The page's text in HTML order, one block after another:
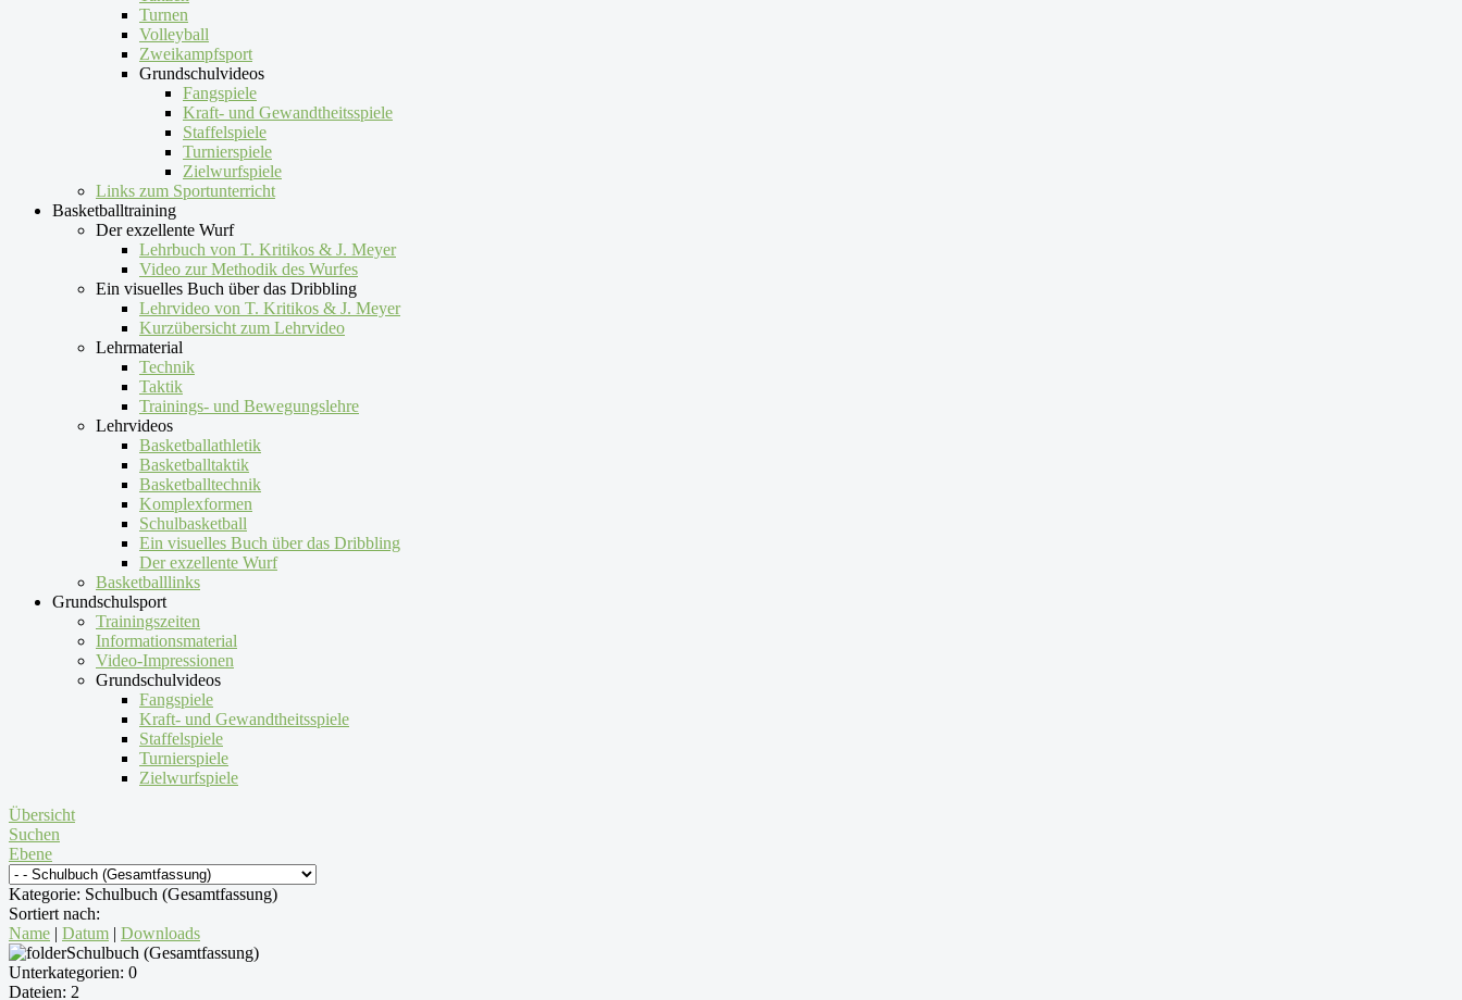
Turnen
Volleyball
Zweikampfsport
Grundschulvideos
Fangspiele
Kraft- und Gewandtheitsspiele
Staffelspiele
Turnierspiele
Zielwurfspiele
Links zum Sportunterricht
Basketballtraining
Der exzellente Wurf
Lehrbuch von T. Kritikos & J. Meyer
Video zur Methodik des Wurfes
Ein visuelles Buch über das Dribbling
Lehrvideo von T. Kritikos & J. Meyer
Kurzübersicht zum Lehrvideo
Lehrmaterial
Technik
Taktik
Trainings- und Bewegungslehre
Lehrvideos
Basketballathletik
Basketballtaktik
Basketballtechnik
Komplexformen
Schulbasketball
Ein visuelles Buch über das Dribbling
Der exzellente Wurf
Basketballlinks
Grundschulsport
Trainingszeiten
Informationsmaterial
Video-Impressionen
Grundschulvideos
Fangspiele
Kraft- und Gewandtheitsspiele
Staffelspiele
Turnierspiele
Zielwurfspiele
Übersicht
Suchen
Ebene
Kategorie: Schulbuch (Gesamtfassung)
Sortiert nach:
Name | Datum | Downloads
Schulbuch (Gesamtfassung)
Unterkategorien: 0
Dateien: 2